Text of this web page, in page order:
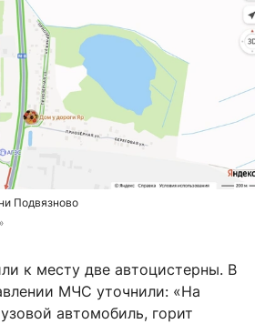
Подвязново
к месту две автоцистерны. В
МЧС уточнили: «На
автомобиль, горит